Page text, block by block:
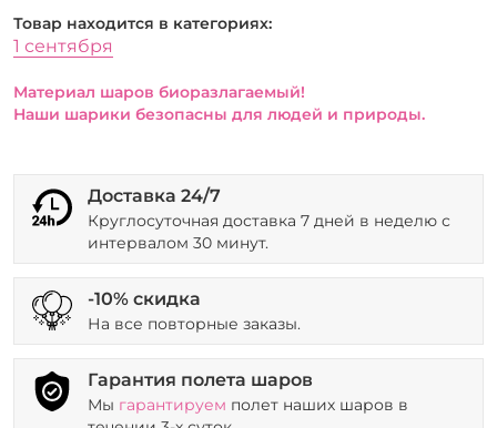
Товар находится в категориях:
1 сентября
Материал шаров биоразлагаемый!
Наши шарики безопасны для людей и природы.
Доставка 24/7
Круглосуточная доставка 7 дней в неделю с
интервалом 30 минут.
-10% скидка
На все повторные заказы.
Гарантия полета шаров
Мы гарантируем полет наших шаров в